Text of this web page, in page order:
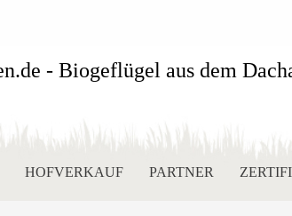
HOFVERKAUF PARTNER